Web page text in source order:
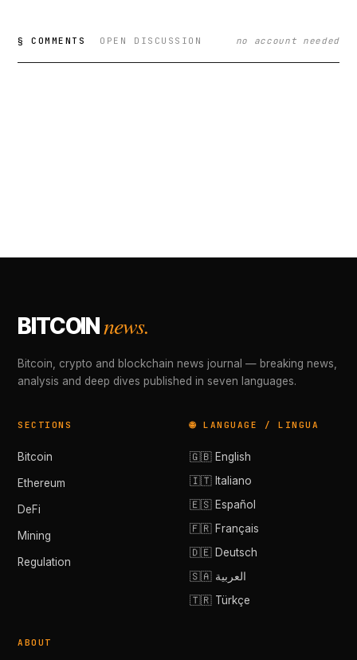
§ COMMENTS OPEN DISCUSSION no account needed
BITCOINnews.
Bitcoin, crypto and blockchain news journal — breaking news,
analysis and deep dives published in seven languages.
SECTIONS
Bitcoin
Ethereum
DeFi
Mining
Regulation
🌐 LANGUAGE / LINGUA
🇬🇧 English
🇮🇹 Italiano
🇪🇸 Español
🇫🇷 Français
🇩🇪 Deutsch
🇸🇦 العربية
🇹🇷 Türkçe
ABOUT